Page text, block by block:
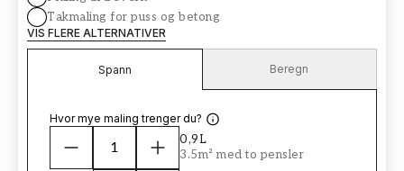
Takmaling for puss og betong
VIS FLERE ALTERNATIVER
Spann Beregn
Hvor mye maling trenger du?
0,9L
3.5m² med to pensler